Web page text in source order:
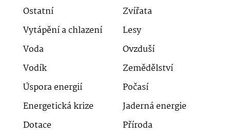
Ostatní
Zvířata
Vytápění a chlazení
Lesy
Voda
Ovzduší
Vodík
Zemědělství
Úspora energií
Počasí
Energetická krize
Jaderná energie
Dotace
Příroda